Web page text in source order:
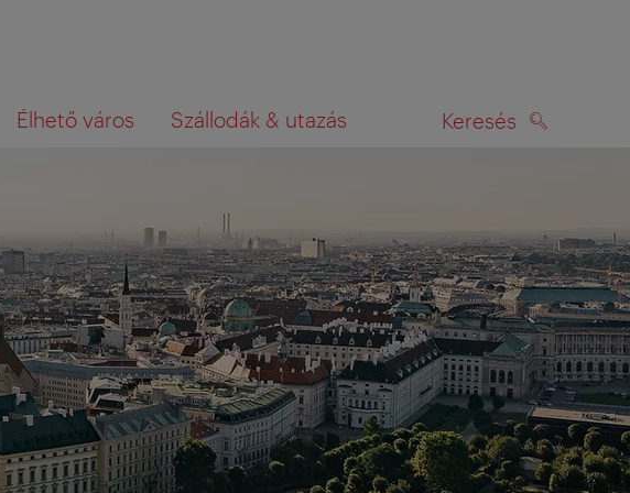
Élhető város Szállodák & utazás Keresés